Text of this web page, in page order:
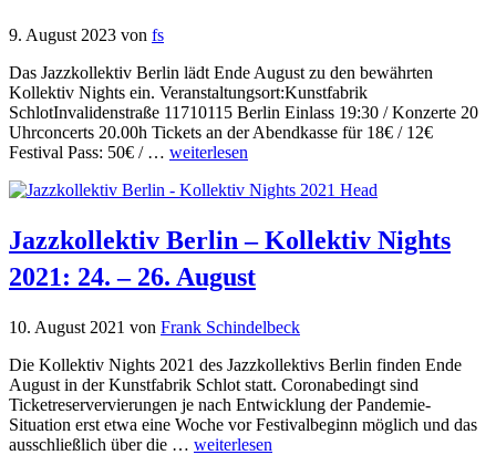
9. August 2023 von fs
Das Jazzkollektiv Berlin lädt Ende August zu den bewährten
Kollektiv Nights ein. Veranstaltungsort:Kunstfabrik
SchlotInvalidenstraße 11710115 Berlin Einlass 19:30 / Konzerte 20
Uhrconcerts 20.00h Tickets an der Abendkasse für 18€ / 12€
Festival Pass: 50€ / … weiterlesen
Jazzkollektiv Berlin – Kollektiv Nights
2021: 24. – 26. August
10. August 2021 von Frank Schindelbeck
Die Kollektiv Nights 2021 des Jazzkollektivs Berlin finden Ende
August in der Kunstfabrik Schlot statt. Coronabedingt sind
Ticketreservervierungen je nach Entwicklung der Pandemie-
Situation erst etwa eine Woche vor Festivalbeginn möglich und das
ausschließlich über die … weiterlesen